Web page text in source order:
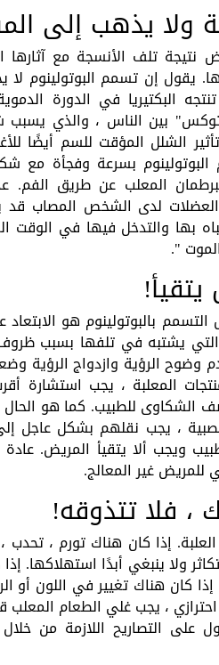
ولا يذهب إلى
نتيجة تلف الأنسجة مع آثارها
يقول إن تسمم البوتولينوم لا
البكتيريا في الدورة
بين الناس ، والذي
الشلل المؤقت للسم أيضًا
بسرعة وفجأة مع
المعلب عن طريق
العضلات لدى الشخص المصاب
بها والتدخل فيها في
".
بالبوتولينوم هو الابتعاد
يشتبه في تلفها بسبب ظروف
وضوح الرؤية وازدواج الرؤية
المنتجات المعلبة ، يجب
الشكاوى للطبيب. كما هو
، يجب نقلهم بشكل عاجل
ويجب ألا يتقيأ المريض.
غير المعالج.
فلا تتذوقه!
إذا كان هناك تورم ، تحدب
ولا ينبغي أبدًا استهلاكها.
كان هناك تغيير في اللون أو
التصاريح اللازمة من خلال